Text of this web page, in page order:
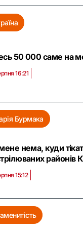
50 000 саме на
16:21
Бурмака
нема, куди
районів
15:12